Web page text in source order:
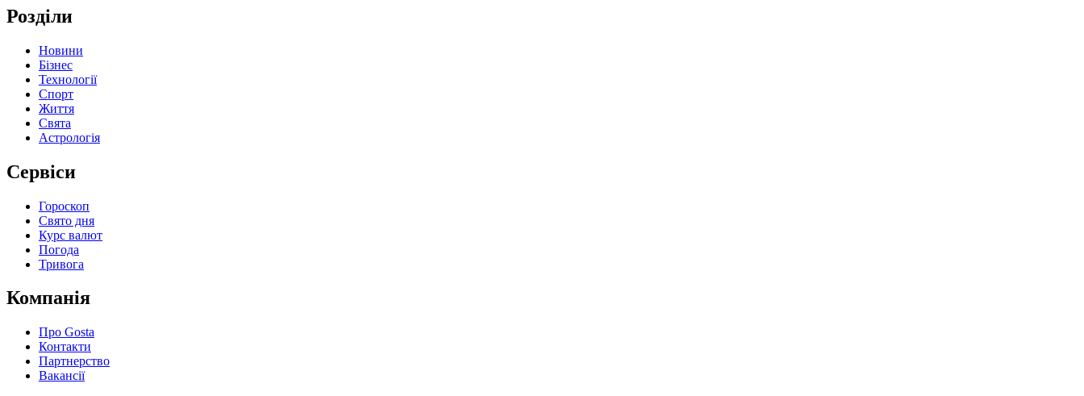
Розділи
Новини
Бізнес
Технології
Спорт
Життя
Свята
Астрологія
Сервіси
Гороскоп
Свято дня
Курс валют
Погода
Тривога
Компанія
Про Gosta
Контакти
Партнерство
Вакансії